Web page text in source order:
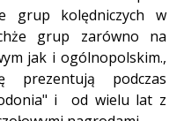
grup kolędniczych w
grup zarówno na
jak i ogólnopolskim.,
prezentują podczas
i od wielu lat z